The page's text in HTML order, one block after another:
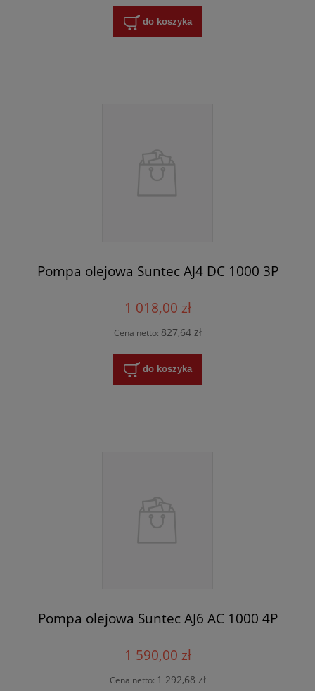
do koszyka
Pompa olejowa Suntec AJ4 DC 1000 3P
1 018,00 zł
Cena netto: 827,64 zł
do koszyka
Pompa olejowa Suntec AJ6 AC 1000 4P
1 590,00 zł
Cena netto: 1 292,68 zł